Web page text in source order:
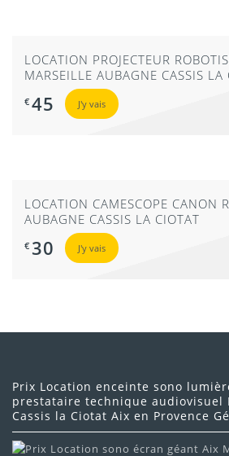
LOCATION PROJECTEUR
MARSEILLE AUBAGNE CASSIS LA
€ 45 J'y vais
LOCATION CAMESCOPE CANON
AUBAGNE CASSIS LA CIOTAT
€ 30 J'y vais
Prix Location enceinte sono
prestataire technique audiovisuel
Cassis la Ciotat Aix en Provence